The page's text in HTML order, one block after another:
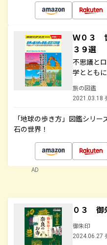
Ｗ０３
３９選
不思議と
学ととも
旅の図鑑
2021.03.18
「地球の歩き方」図鑑シリ
石の世界！
AD
０３ 御
御朱印
2024.06.27